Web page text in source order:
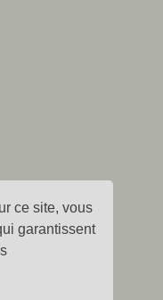
ce site, vous
garantissent